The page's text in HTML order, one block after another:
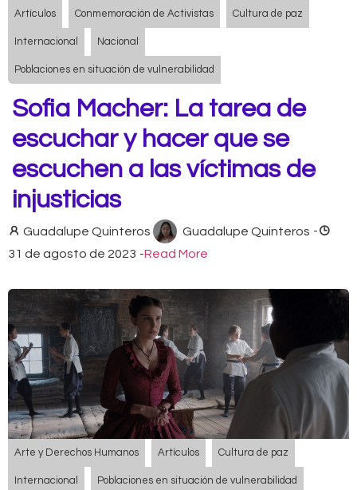
Artículos Conmemoración de Activistas Cultura de paz
Internacional Nacional
Poblaciones en situación de vulnerabilidad
Sofia Macher: La tarea de
escuchar y hacer que se
escuchen a las víctimas de
injusticias
Guadalupe Quinteros Guadalupe Quinteros -
31 de agosto de 2023 -Read More
Arte y Derechos Humanos Artículos Cultura de paz
Internacional Poblaciones en situación de vulnerabilidad